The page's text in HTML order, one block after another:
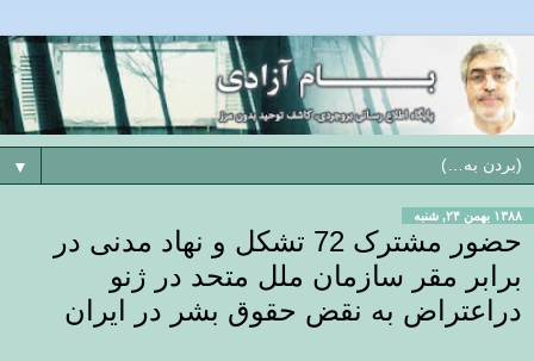
▼
۱۳۸۸ بهمن ۲۴, شنبه
حضور مشترک 72 تشکل و نهاد مدنی در
برابر مقر سازمان ملل متحد در ژنو
دراعتراض به نقض حقوق بشر در ایران